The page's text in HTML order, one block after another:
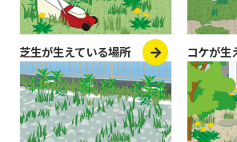
芝生が生えている場所 コケが生